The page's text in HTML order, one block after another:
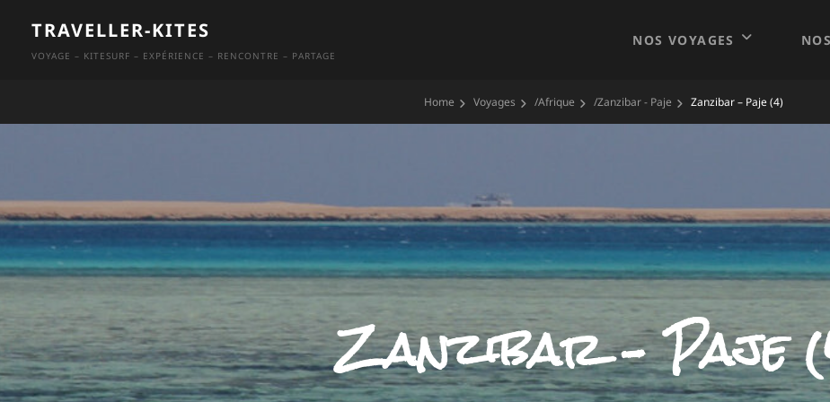
content
TRAVELLER-KITES
VOYAGE – KITESURF – EXPÉRIENCE – RENCONTRE – PARTAGE
NOS VOYAGES
Home Voyages /Afrique /Zanzibar - Paje Zanzibar – Paje (4)
Zanzibar – Paje